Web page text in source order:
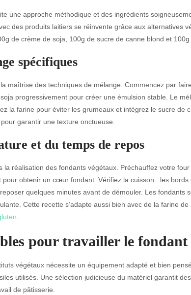
une approche méthodique et des ingrédients
des produits laitiers se réinvente grâce aux alternatives
de crème de soja, 100g de sucre de canne blond et 100g
spécifiques
maîtrise des techniques de mélange. Commencez par
progressivement pour créer une émulsion stable. Le
la farine pour éviter les grumeaux et intégrez le sucre de
garantir une texture onctueuse.
et du temps de repos
réalisation des fondants végétaux. Préchauffez votre four
pour obtenir un cœur fondant. Vérifiez la cuisson : les bords
quelques minutes avant de démouler. Les fondants
Cette recette s’adapte aussi bien avec de la farine
pour travailler le fondant
végétaux nécessite un équipement adapté et bien
utilisés. Une sélection judicieuse du matériel garantit
de pâtisserie.